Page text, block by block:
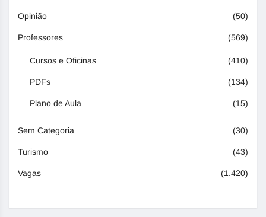
Opinião (50)
Professores (569)
Cursos e Oficinas (410)
PDFs (134)
Plano de Aula (15)
Sem Categoria (30)
Turismo (43)
Vagas (1.420)